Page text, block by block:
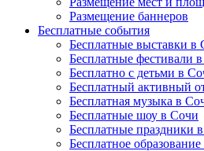
Размещение баннеров
Бесплатные события
Бесплатные выставки в
Бесплатные фестивали
Бесплатно с детьми в
Бесплатный активный
Бесплатная музыка в
Бесплатные шоу в Сочи
Бесплатные праздники
Бесплатное